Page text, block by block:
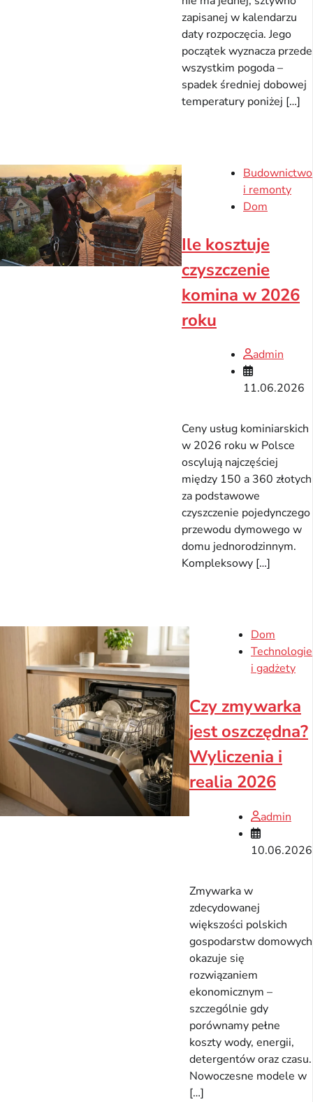
zapisanej w kalendarzu
daty rozpoczęcia. Jego
początek wyznacza przede
wszystkim pogoda –
spadek średniej dobowej
temperatury poniżej […]
Budownictwo
i remonty
Dom
Ile kosztuje
czyszczenie
komina w 2026
roku
admin
11.06.2026
Ceny usług kominiarskich
w 2026 roku w Polsce
oscylują najczęściej
między 150 a 360 złotych
za podstawowe
czyszczenie pojedynczego
przewodu dymowego w
domu jednorodzinnym.
Kompleksowy […]
Dom
Technologie
i gadżety
Czy zmywarka
jest oszczędna?
Wyliczenia i
realia 2026
admin
10.06.2026
Zmywarka w
zdecydowanej
większości polskich
gospodarstw domowych
okazuje się
rozwiązaniem
ekonomicznym –
szczególnie gdy
porównamy pełne
koszty wody, energii,
detergentów oraz czasu.
Nowoczesne modele w
[…]